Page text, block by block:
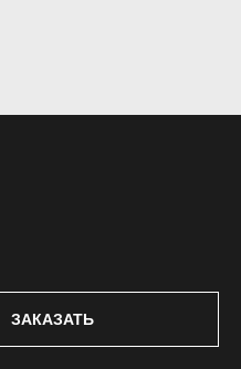
ЗАКАЗАТЬ